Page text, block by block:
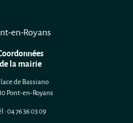
en-Royans
de la mairie
de Bassiano
Pont-en-Royans
: 04 76 36 03 09